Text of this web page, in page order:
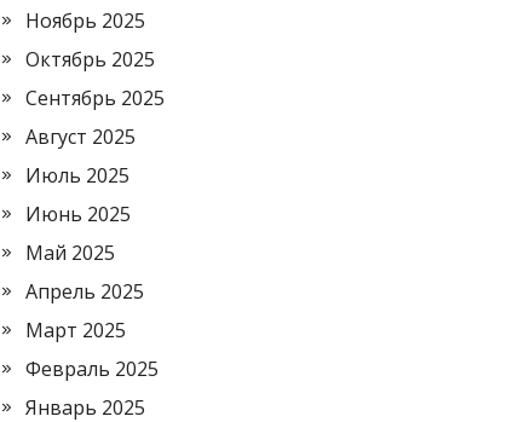
Ноябрь 2025
Октябрь 2025
Сентябрь 2025
Август 2025
Июль 2025
Июнь 2025
Май 2025
Апрель 2025
Март 2025
Февраль 2025
Январь 2025